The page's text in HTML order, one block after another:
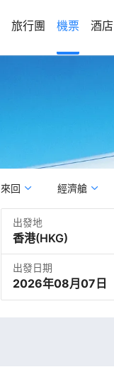
旅行團 機票 酒店
來回 經濟艙
出發地
出發日期
2026年08月07日